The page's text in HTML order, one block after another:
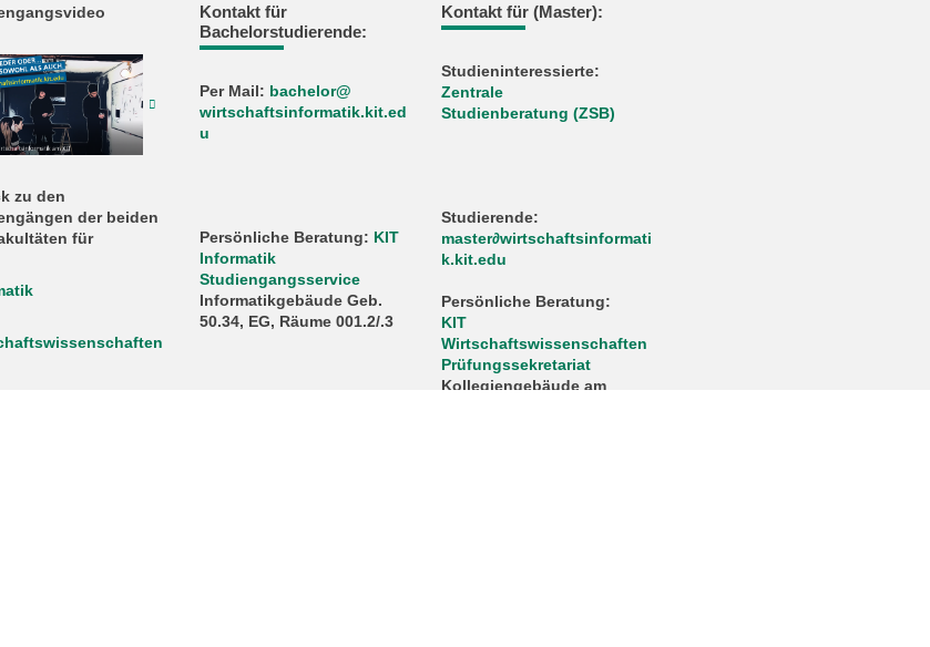
zu den
der beiden
für
Kontakt für
Bachelorstudierende:
Per Mail: bachelor@
wirtschaftsinformatik.kit.ed
u
Persönliche Beratung: KIT
Informatik
Studiengangsservice
Informatikgebäude Geb.
50.34, EG, Räume 001.2/.3
Kontakt für (Master):
Studieninteressierte:
Zentrale
Studienberatung (ZSB)
Studierende:
master∂wirtschaftsinformati
k.kit.edu
Persönliche Beratung:
KIT
Wirtschaftswissenschaften
Prüfungssekretariat
Kollegiengebäude am